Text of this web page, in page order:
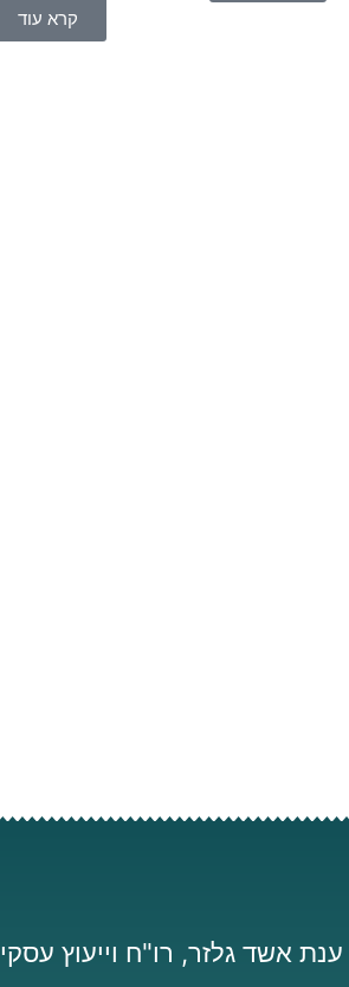
קרא עוד
ענת אשד גלזר, רו"ח וייעוץ עסקי